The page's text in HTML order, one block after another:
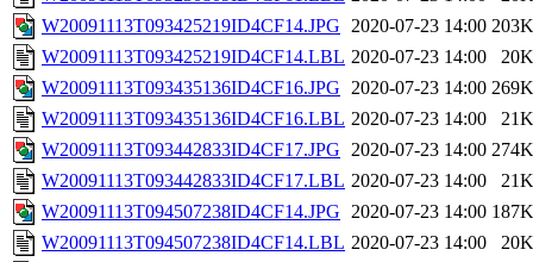
W20091113T093425219ID4CF14.JPG 2020-07-23 14:00 203K
W20091113T093425219ID4CF14.LBL 2020-07-23 14:00
20K
W20091113T093435136ID4CF16.JPG 2020-07-23 14:00 269K
W20091113T093435136ID4CF16.LBL 2020-07-23 14:00
21K
W20091113T093442833ID4CF17.JPG 2020-07-23 14:00 274K
W20091113T093442833ID4CF17.LBL 2020-07-23 14:00
21K
W20091113T094507238ID4CF14.JPG 2020-07-23 14:00 187K
W20091113T094507238ID4CF14.LBL 2020-07-23 14:00
20K